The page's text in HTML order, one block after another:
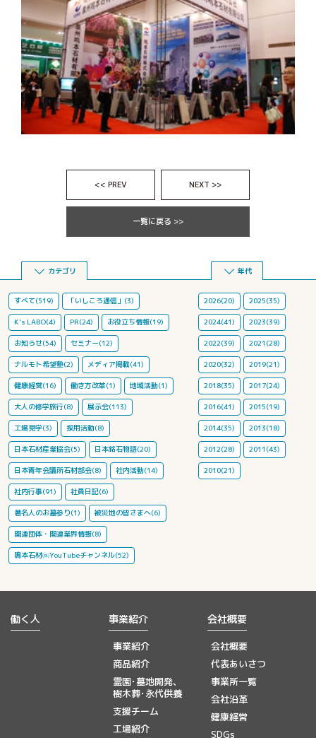
<< PREV NEXT >>
一覧に戻る >>
カテゴリ
すべて(519) 「いしころ通信」(3)
K's LABO(4) PR(24) お役立ち情報(19)
お知らせ(54) セミナー(12)
ナルモト希望塾(2) メディア掲載(41)
健康経営(16) 働き方改革(1) 地域活動(1)
大人の修学旅行(8) 展示会(113)
工場見学(3) 採用活動(8)
日本石材産業協会(5) 日本銘石物語(20)
日本青年会議所石材部会(8) 社内活動(14)
社内行事(91) 社員日記(6)
著名人のお墓参り(1) 被災地の皆さまへ(6)
関連団体・関連業界情報(8)
鳴本石材㈱YouTubeチャンネル(52)
年代
2026(20) 2025(35)
2024(41) 2023(39)
2022(39) 2021(28)
2020(32) 2019(21)
2018(35) 2017(24)
2016(41) 2015(19)
2014(35) 2013(18)
2012(28) 2011(43)
2010(21)
働く人 事業紹介
事業紹介
商品紹介
霊園･墓地開発、
樹木葬･永代供養
支援チーム
工場紹介
会社概要
会社概要
代表あいさつ
事業所一覧
会社沿革
健康経営
SDGs